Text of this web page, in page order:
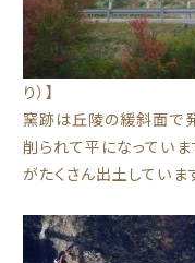
り）】
窯跡は丘陵の緩斜面で
削られて平になってい
がたくさん出土していま